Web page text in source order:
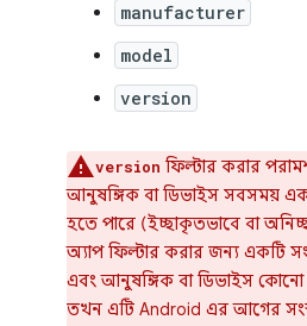
manufacturer
model
version
version ফিল্টার করার
আনুষঙ্গিক বা ডিভাইস সবসময় একটি
হতে পারে (ইচ্ছাকৃতভাবে বা
অ্যাপ ফিল্টার করার জন্য একটি
এবং আনুষঙ্গিক বা ডিভাইস কোনো
তখন এটি Android এর আগের